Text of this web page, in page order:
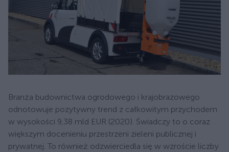
Branża budownictwa ogrodowego i krajobrazowego
odnotowuje pozytywny trend z całkowitym przychodem
w wysokości 9,38 mld EUR (2020). Świadczy to o coraz
większym docenieniu przestrzeni zieleni publicznej i
prywatnej. To również odzwierciedla się w wzroście liczby